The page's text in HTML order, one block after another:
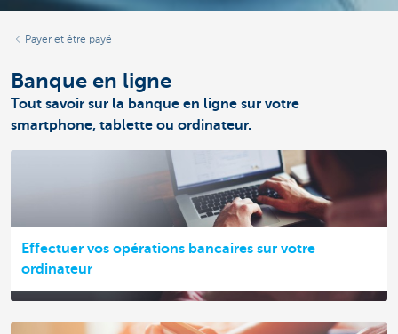
Payer et être payé
Banque en ligne
Tout savoir sur la banque en ligne sur votre
smartphone, tablette ou ordinateur.
Effectuer vos opérations bancaires sur votre
ordinateur